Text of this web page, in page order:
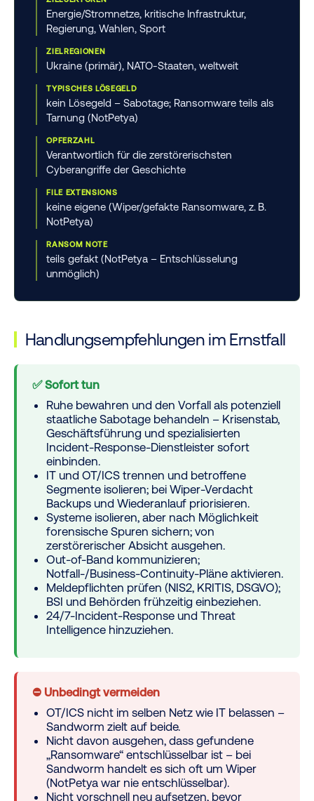
Energie/Stromnetze, kritische Infrastruktur,
Regierung, Wahlen, Sport
ZIELREGIONEN
Ukraine (primär), NATO-Staaten, weltweit
TYPISCHES LÖSEGELD
kein Lösegeld – Sabotage; Ransomware teils als
Tarnung (NotPetya)
OPFERZAHL
Verantwortlich für die zerstörerischsten
Cyberangriffe der Geschichte
FILE EXTENSIONS
keine eigene (Wiper/gefakte Ransomware, z. B.
NotPetya)
RANSOM NOTE
teils gefakt (NotPetya – Entschlüsselung
unmöglich)
Handlungsempfehlungen im Ernstfall
✅ Sofort tun
Ruhe bewahren und den Vorfall als potenziell
staatliche Sabotage behandeln – Krisenstab,
Geschäftsführung und spezialisierten
Incident-Response-Dienstleister sofort
einbinden.
IT und OT/ICS trennen und betroffene
Segmente isolieren; bei Wiper-Verdacht
Backups und Wiederanlauf priorisieren.
Systeme isolieren, aber nach Möglichkeit
forensische Spuren sichern; von
zerstörerischer Absicht ausgehen.
Out-of-Band kommunizieren;
Notfall-/Business-Continuity-Pläne aktivieren.
Meldepflichten prüfen (NIS2, KRITIS, DSGVO);
BSI und Behörden frühzeitig einbeziehen.
24/7-Incident-Response und Threat
Intelligence hinzuziehen.
⛔ Unbedingt vermeiden
OT/ICS nicht im selben Netz wie IT belassen –
Sandworm zielt auf beide.
Nicht davon ausgehen, dass gefundene
„Ransomware“ entschlüsselbar ist – bei
Sandworm handelt es sich oft um Wiper
(NotPetya war nie entschlüsselbar).
Nicht vorschnell neu aufsetzen, bevor